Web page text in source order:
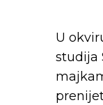
U
studija